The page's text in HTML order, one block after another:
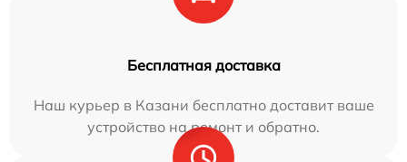
Бесплатная доставка
Наш курьер в Казани бесплатно доставит ваше
устройство на ремонт и обратно.